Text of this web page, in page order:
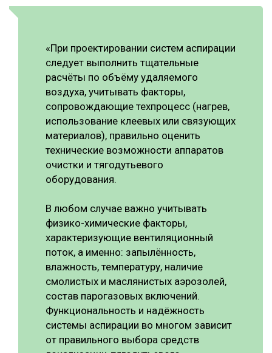
«При проектировании систем аспирации
следует выполнить тщательные
расчёты по объёму удаляемого
воздуха, учитывать факторы,
сопровождающие техпроцесс (нагрев,
использование клеевых или связующих
материалов), правильно оценить
технические возможности аппаратов
очистки и тягодутьевого
оборудования.
В любом случае важно учитывать
физико-химические факторы,
характеризующие вентиляционный
поток, а именно: запылённость,
влажность, температуру, наличие
смолистых и маслянистых аэрозолей,
состав парогазовых включений.
Функциональность и надёжность
системы аспирации во многом зависит
от правильного выбора средств